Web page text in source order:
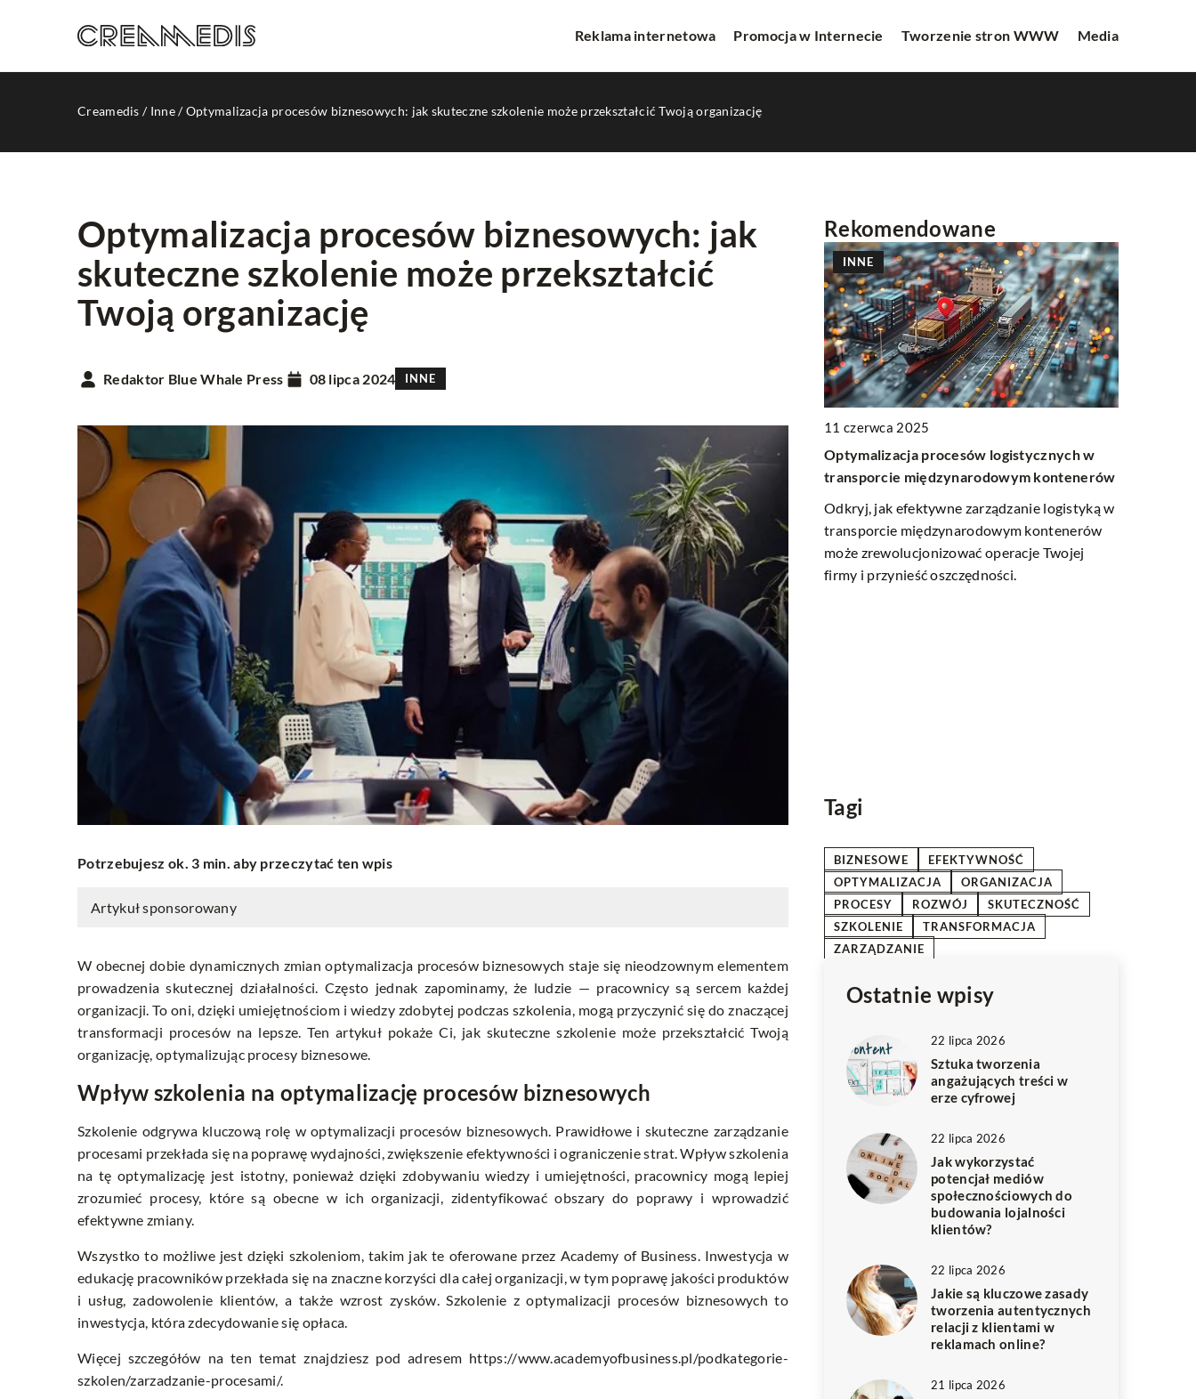
Reklama internetowa Promocja w Internecie Tworzenie stron WWW Media
Creamedis / Inne/Optymalizacja procesów biznesowych: jak skuteczne szkolenie może przekształcić Twoją organizację
Optymalizacja procesów biznesowych: jak
skuteczne szkolenie może przekształcić
Twoją organizację
Redaktor Blue Whale Press 08 lipca 2024 INNE
Potrzebujesz ok. 3 min. aby przeczytać ten wpis
Artykuł sponsorowany
W obecnej dobie dynamicznych zmian optymalizacja procesów biznesowych staje się nieodzownym elementem
prowadzenia skutecznej działalności. Często jednak zapominamy, że ludzie — pracownicy są sercem każdej
organizacji. To oni, dzięki umiejętnościom i wiedzy zdobytej podczas szkolenia, mogą przyczynić się do znaczącej
transformacji procesów na lepsze. Ten artykuł pokaże Ci, jak skuteczne szkolenie może przekształcić Twoją
organizację, optymalizując procesy biznesowe.
Wpływ szkolenia na optymalizację procesów biznesowych
Szkolenie odgrywa kluczową rolę w optymalizacji procesów biznesowych. Prawidłowe i skuteczne zarządzanie
procesami przekłada się na poprawę wydajności, zwiększenie efektywności i ograniczenie strat. Wpływ szkolenia
na tę optymalizację jest istotny, ponieważ dzięki zdobywaniu wiedzy i umiejętności, pracownicy mogą lepiej
zrozumieć procesy, które są obecne w ich organizacji, zidentyfikować obszary do poprawy i wprowadzić
efektywne zmiany.
Wszystko to możliwe jest dzięki szkoleniom, takim jak te oferowane przez Academy of Business. Inwestycja w
edukację pracowników przekłada się na znaczne korzyści dla całej organizacji, w tym poprawę jakości produktów
i usług, zadowolenie klientów, a także wzrost zysków. Szkolenie z optymalizacji procesów biznesowych to
inwestycja, która zdecydowanie się opłaca.
Więcej szczegółów na ten temat znajdziesz pod adresem https://www.academyofbusiness.pl/podkategorie-
szkolen/zarzadzanie-procesami/.
Rekomendowane
PROMOCJA W INTERNECIE
Skuteczne strategie budowania marki w
mediach społecznościowych
Odkryj najskuteczniejsze strategie budowania
marki w mediach społecznościowych. Dowiedz
się, jak tworzyć angażujące treści i promować
swoją markę, aby przyciągnąć i zatrzymać
MEDIA
Jakie są zalety szkoleń marketingowych?
Szkolenia marketingowe to nieodzowny
element w rozwoju kariery w dziedzinie
marketingu. W dzisiejszych czasach, kiedy
konkurencja na rynku jest tak duża, specjaliści
z branży muszą być na bieżąco z najnowszymi
trendami i technikami, aby skutecznie dotrzeć
do swoich klientów. Dlatego regularne
uczestnictwo w szkoleniach marketingowych
jest kluczowe dla rozwoju kariery w tej
dziedzinie. W poniższym tekście
przedstawiono najważniejsze zalety dlaczego
warto zainteresować się szkoleniami
marketingowymi.
INNE
11 czerwca 2025
Optymalizacja procesów logistycznych w
transporcie międzynarodowym kontenerów
Odkryj, jak efektywne zarządzanie logistyką w
transporcie międzynarodowym kontenerów
może zrewolucjonizować operacje Twojej
firmy i przynieść oszczędności.
Tagi
BIZNESOWE
EFEKTYWNOŚĆ
OPTYMALIZACJA
ORGANIZACJA
PROCESY
ROZWÓJ
SKUTECZNOŚĆ
SZKOLENIE
TRANSFORMACJA
ZARZĄDZANIE
Ostatnie wpisy
22 lipca 2026
Sztuka tworzenia
angażujących treści w
erze cyfrowej
22 lipca 2026
Jak wykorzystać
potencjał mediów
społecznościowych do
budowania lojalności
klientów?
22 lipca 2026
Jakie są kluczowe zasady
tworzenia autentycznych
relacji z klientami w
reklamach online?
21 lipca 2026